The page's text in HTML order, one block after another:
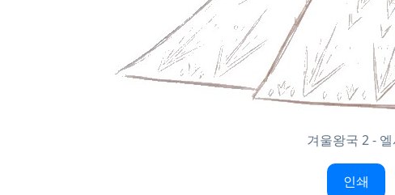
겨울왕국 2 -
인쇄